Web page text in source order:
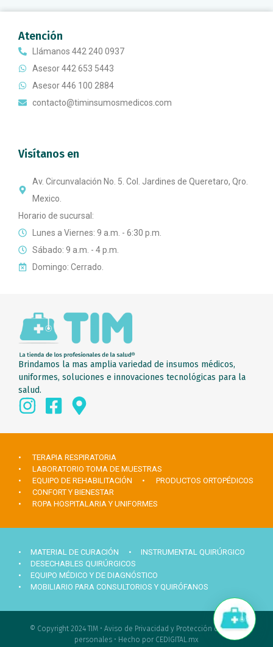
Atención
Llámanos 442 240 0937
Asesor 442 653 5443
Asesor 446 100 2884
contacto@timinsumosmedicos.com
Visítanos en
Av. Circunvalación No. 5. Col. Jardines de Queretaro, Qro.
Mexico.
Horario de sucursal:
Lunes a Viernes: 9 a.m. - 6:30 p.m.
Sábado: 9 a.m. - 4 p.m.
Domingo: Cerrado.
Brindamos la mas amplia variedad de insumos médicos,
uniformes, soluciones e innovaciones tecnológicas para la
salud.
• TERAPIA RESPIRATORIA
• LABORATORIO TOMA DE MUESTRAS
• EQUIPO DE REHABILITACIÓN
• PRODUCTOS ORTOPÉDICOS
• CONFORT Y BIENESTAR
• ROPA HOSPITALARIA Y UNIFORMES
• MATERIAL DE CURACIÓN
• INSTRUMENTAL QUIRÚRGICO
• DESECHABLES QUIRÚRGICOS
• EQUIPO MÉDICO Y DE DIAGNÓSTICO
• MOBILIARIO PARA CONSULTORIOS Y QUIRÓFANOS
© Copyright 2024 TIM • Aviso de Privacidad y Protección de datos
personales • Hecho por CEDIGITAL.mx